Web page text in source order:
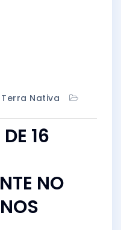
Nativa
16
NO